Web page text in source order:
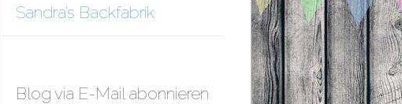
Sandra’s Backfabrik
Blog via E-Mail abonnieren